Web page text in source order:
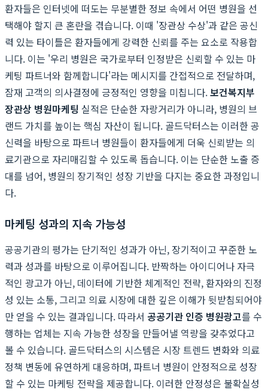
환자들은 인터넷에 떠도는 무분별한 정보 속에서 어떤 병원을 선
택해야 할지 큰 혼란을 겪습니다. 이때 '장관상 수상'과 같은 공신
력 있는 타이틀은 환자들에게 강력한 신뢰를 주는 요소로 작용합
니다. 이는 '우리 병원은 국가로부터 인정받은 신뢰할 수 있는 마
케팅 파트너와 함께합니다'라는 메시지를 간접적으로 전달하며,
잠재 고객의 의사결정에 긍정적인 영향을 미칩니다.보건복지부
장관상 병원마케팅 실적은 단순한 자랑거리가 아니라, 병원의 브
랜드 가치를 높이는 핵심 자산이 됩니다. 골드닥터스는 이러한 공
신력을 바탕으로 파트너 병원들이 환자들에게 더욱 신뢰받는 의
료기관으로 자리매김할 수 있도록 돕습니다. 이는 단순한 노출 증
대를 넘어, 병원의 장기적인 성장 기반을 다지는 중요한 과정입니
다.
마케팅 성과의 지속 가능성
공공기관의 평가는 단기적인 성과가 아닌, 장기적이고 꾸준한 노
력과 성과를 바탕으로 이루어집니다. 반짝하는 아이디어나 자극
적인 광고가 아닌, 데이터에 기반한 체계적인 전략, 환자와의 진정
성 있는 소통, 그리고 의료 시장에 대한 깊은 이해가 뒷받침되어야
만 얻을 수 있는 결과입니다. 따라서 공공기관 인증 병원광고를 수
행하는 업체는 지속 가능한 성장을 만들어낼 역량을 갖추었다고
볼 수 있습니다. 골드닥터스의 시스템은 시장 트렌드 변화와 의료
정책 변동에 유연하게 대응하며, 파트너 병원이 안정적으로 성장
할 수 있는 마케팅 전략을 제공합니다. 이러한 안정성은 불확실성